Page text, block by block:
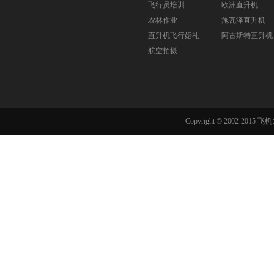
飞行员培训
农林作业
直升机飞行婚礼
航空拍摄
欧洲直升机
施瓦泽直升机
阿古斯特直升机
Copyright © 2002-2015 飞